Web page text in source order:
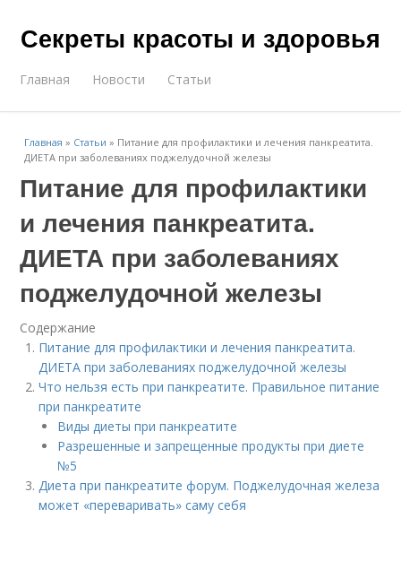
Секреты красоты и здоровья
Главная Новости Статьи
Главная » Статьи » Питание для профилактики и лечения панкреатита.
ДИЕТА при заболеваниях поджелудочной железы
Питание для профилактики
и лечения панкреатита.
ДИЕТА при заболеваниях
поджелудочной железы
Содержание
Питание для профилактики и лечения панкреатита.
ДИЕТА при заболеваниях поджелудочной железы
Что нельзя есть при панкреатите. Правильное питание
при панкреатите
Виды диеты при панкреатите
Разрешенные и запрещенные продукты при диете
№5
Диета при панкреатите форум. Поджелудочная железа
может «переваривать» саму себя